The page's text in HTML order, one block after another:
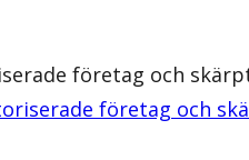
företag och
företag och